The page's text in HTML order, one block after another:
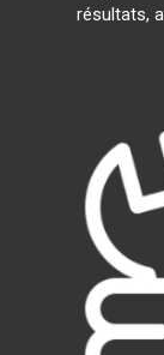
résultats,